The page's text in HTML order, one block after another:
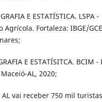
E ESTATÍSTICA. LSPA -
Fortaleza: IBGE/
E ESTATÍSITCA. BCIM -
AL, 2020;
AL vai receber 750 mil turistas